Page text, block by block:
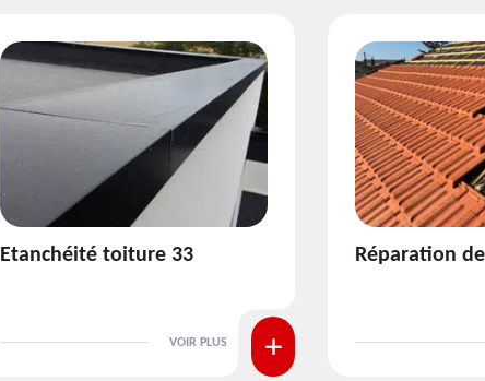
Réparation de toiture 33
VOIR PLUS
Isolation de